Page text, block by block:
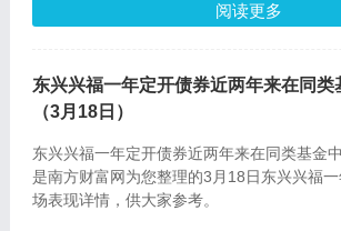
阅读更多
东兴兴福一年定开债券近两年来在同类
（3月18日）
东兴兴福一年定开债券近两年来在同类基金
是南方财富网为您整理的3月18日东兴兴福
场表现详情，供大家参考。